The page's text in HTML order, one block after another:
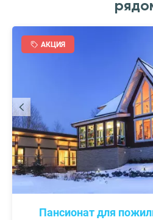
АКЦИЯ
Пансионат для